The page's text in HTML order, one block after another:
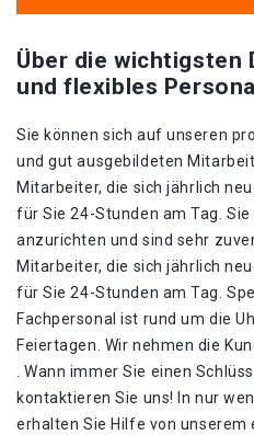
Über die wichtigsten
und flexibles
Sie können sich auf unseren
und gut ausgebildeten
Mitarbeiter, die sich jährlich
für Sie 24-Stunden am Tag.
anzurichten und sind sehr
Mitarbeiter, die sich jährlich
für Sie 24-Stunden am Tag.
Fachpersonal ist rund um die
Feiertagen. Wir nehmen die
. Wann immer Sie einen
kontaktieren Sie uns! In nur
erhalten Sie Hilfe von unserem